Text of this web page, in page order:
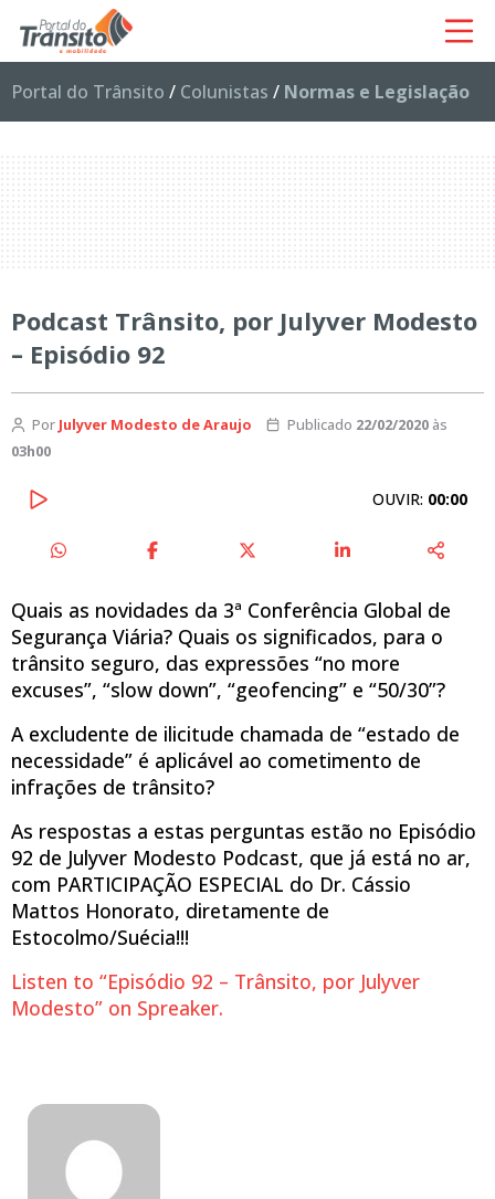
Portal do Trânsito / Colunistas / Normas e Legislação
Podcast Trânsito, por Julyver Modesto
– Episódio 92
Por Julyver Modesto de Araujo Publicado 22/02/2020às
03h00
OUVIR: 00:00
Quais as novidades da 3ª Conferência Global de
Segurança Viária? Quais os significados, para o
trânsito seguro, das expressões “no more
excuses”, “slow down”, “geofencing” e “50/30”?
A excludente de ilicitude chamada de “estado de
necessidade” é aplicável ao cometimento de
infrações de trânsito?
As respostas a estas perguntas estão no Episódio
92 de Julyver Modesto Podcast, que já está no ar,
com PARTICIPAÇÃO ESPECIAL do Dr. Cássio
Mattos Honorato, diretamente de
Estocolmo/Suécia!!!
Listen to “Episódio 92 – Trânsito, por Julyver
Modesto” on Spreaker.